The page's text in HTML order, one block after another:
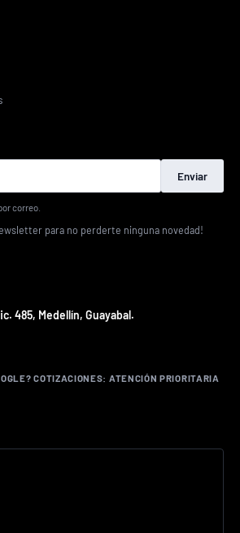
Enviar
correo.
para no perderte ninguna novedad!
485, Medellín, Guayabal.
COTIZACIONES: ATENCIÓN PRIORITARIA